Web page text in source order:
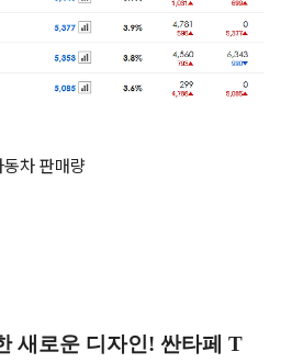
차 판매량
새로운 디자인! 싼타페 T